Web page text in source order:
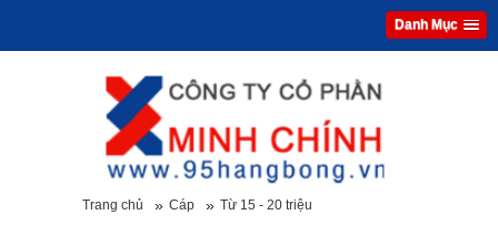
Danh Mục
Trang chủ » Cáp » Từ 15 - 20 triệu